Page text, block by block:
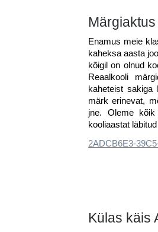
Märgiaktus
Enamus meie
kaheksa aasta
kõigil on olnud
Reaalkooli
kaheteist sakiga
märk erinevat,
jne. Oleme
kooliaastat
2ADCB6E3-
Külas käis